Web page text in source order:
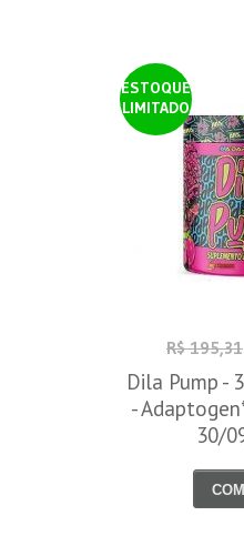
ESTOQUE
LIMITADO
R$ 195,31
Dila Pump -
-
30/